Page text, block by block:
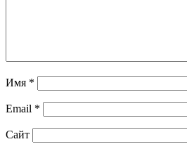
Имя *
Email *
Сайт